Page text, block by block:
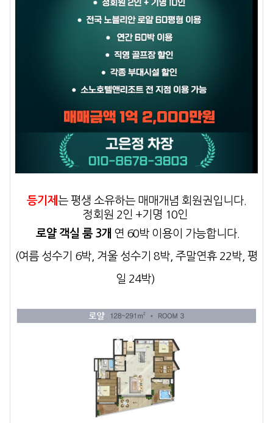
등기제 는 평생 소유하는 매매개념 회원권입니다.
정회원 2인 +기명 10인
로얄 객실 룸 3개 연 60박 이용이 가능합니다.
(여름 성수기 6박, 겨울 성수기 8박, 주말연휴 22박, 평
일 24박)